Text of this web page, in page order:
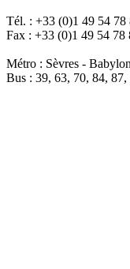
Tél. : +33 (0)1 49 54 78
Fax : +33 (0)1 49 54 78
Métro : Sèvres -
Bus : 39, 63, 70, 84, 87,